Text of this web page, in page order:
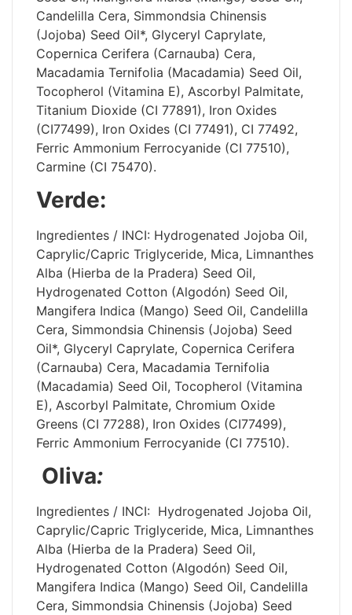
Candelilla Cera, Simmondsia Chinensis
(Jojoba) Seed Oil*, Glyceryl Caprylate,
Copernica Cerifera (Carnauba) Cera,
Macadamia Ternifolia (Macadamia) Seed Oil,
Tocopherol (Vitamina E), Ascorbyl Palmitate,
Titanium Dioxide (CI 77891), Iron Oxides
(CI77499), Iron Oxides (CI 77491), CI 77492,
Ferric Ammonium Ferrocyanide (CI 77510),
Carmine (CI 75470).
Verde:
Ingredientes / INCI: Hydrogenated Jojoba Oil,
Caprylic/Capric Triglyceride, Mica, Limnanthes
Alba (Hierba de la Pradera) Seed Oil,
Hydrogenated Cotton (Algodón) Seed Oil,
Mangifera Indica (Mango) Seed Oil, Candelilla
Cera, Simmondsia Chinensis (Jojoba) Seed
Oil*, Glyceryl Caprylate, Copernica Cerifera
(Carnauba) Cera, Macadamia Ternifolia
(Macadamia) Seed Oil, Tocopherol (Vitamina
E), Ascorbyl Palmitate, Chromium Oxide
Greens (CI 77288), Iron Oxides (CI77499),
Ferric Ammonium Ferrocyanide (CI 77510).
Oliva:
Ingredientes / INCI: Hydrogenated Jojoba Oil,
Caprylic/Capric Triglyceride, Mica, Limnanthes
Alba (Hierba de la Pradera) Seed Oil,
Hydrogenated Cotton (Algodón) Seed Oil,
Mangifera Indica (Mango) Seed Oil, Candelilla
Cera, Simmondsia Chinensis (Jojoba) Seed